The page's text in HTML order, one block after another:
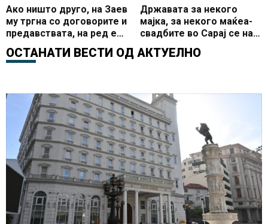
Ако ништо друго, на Заев
му тргна со договорите и
предавствата, на ред е
Гоце Делчев и
историјата
Државата за некого
мајка, за некого маќеа-
свадбите во Сарај се над
законот во Македонија,
власта замижува пред
ОСТАНАТИ ВЕСТИ ОД АКТУЕЛНО